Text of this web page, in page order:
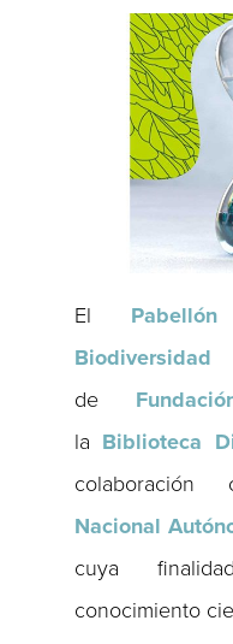
El
de
la Biblioteca
Nacional
cuya
conocimiento